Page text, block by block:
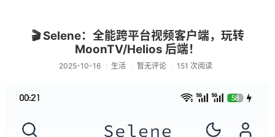
🎬 Selene：全能跨平台视频客户端，玩转
MoonTV/Helios 后端！
2025-10-16 生活 暂无评论 151 次阅读